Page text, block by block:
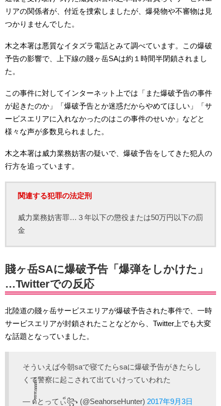
リアの関係者が、付近を捜索しましたが、爆発物や不審物は見
つかりませんでした。
木之本署は悪質なイタズラ電話とみて調べています。この爆破
予告の影響で、上下線の賤ヶ岳SAは約１時間半閉鎖されまし
た。
この事件に対してインターネット上では「また爆破予告の事件
が起きたのか」「爆破予告とか迷惑だからやめてほしい」「サ
ービスエリアに入れなかったのはこの事件のせいか」などと
様々な声が多数見られました。
木之本署は威力業務妨害の疑いで、爆破予告をしてきた犯人の
行方を追っています。
関連する犯罪の法定刑
威力業務妨害罪…３年以下の懲役または50万円以下の罰
金
賤ヶ岳SAに爆破予告「爆弾をしかけた」
…Twitterでの反応
北陸道の賤ヶ岳サービスエリアが爆破予告された事件で、一時
サービスエリアが封鎖されたことなどから、Twitter上でも大変
な話題となっていました。
そういえば今朝saで寝てたらsaに爆破予告がきたらし
くて警察に起こされて出ていけっていわれた
— ด้้้้้็็็็็้้とってぃ็꧂ (@SeahorseHunter) 2017年9月3日